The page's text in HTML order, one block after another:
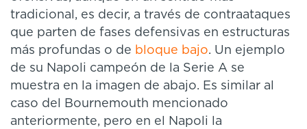
tradicional, es decir, a través de contraataques
que parten de fases defensivas en estructuras
más profundas o de bloque bajo. Un ejemplo
de su Napoli campeón de la Serie A se
muestra en la imagen de abajo. Es similar al
caso del Bournemouth mencionado
anteriormente, pero en el Napoli la